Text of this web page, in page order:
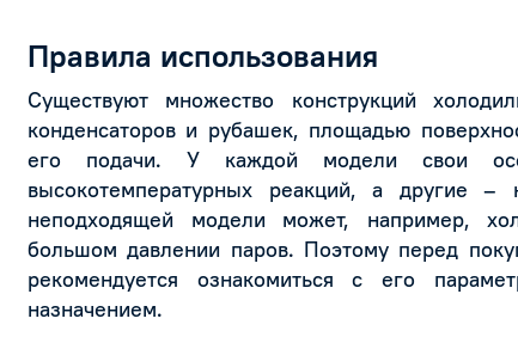
Правила использования
Существуют множество конструкций
конденсаторов и рубашек, площадью
его подачи. У каждой модели свои
высокотемпературных реакций, а другие –
неподходящей модели может, например,
большом давлении паров. Поэтому перед
рекомендуется ознакомиться с его
назначением.